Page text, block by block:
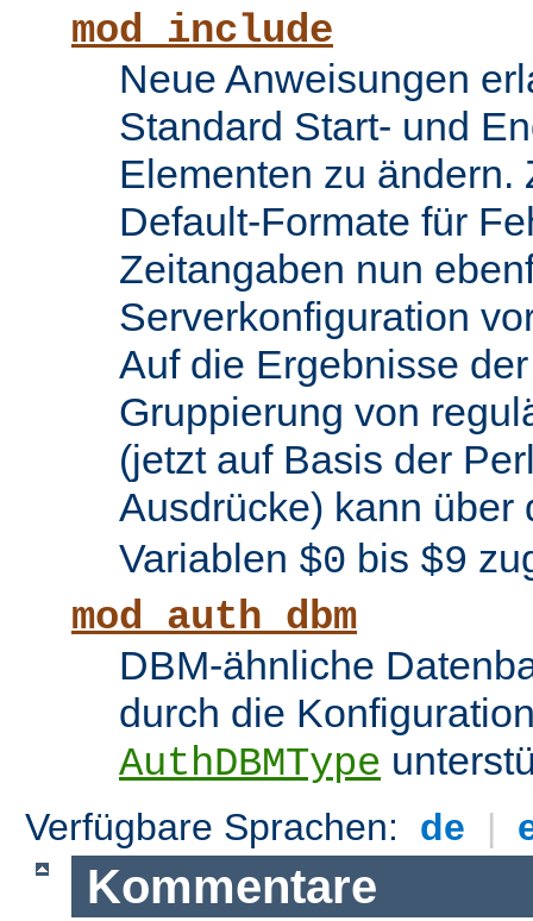
mod_include
Neue Anweisungen
Standard Start- und
Elementen zu ändern.
Default-Formate für
Zeitangaben nun
Serverkonfiguration
Auf die Ergebnisse
Gruppierung von
(jetzt auf Basis der
Ausdrücke) kann über
Variablen $0 bis $9
mod_auth_dbm
DBM-ähnliche
durch die
AuthDBMType
Verfügbare Sprachen: de |
Kommentare